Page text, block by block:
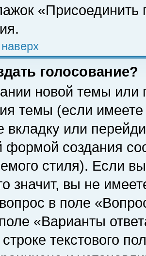
«Присоединить
голосование?
новой темы или
темы (если
вкладку или
формой создания
стиля). Если
значит, вы не
в поле
«Варианты
текстового